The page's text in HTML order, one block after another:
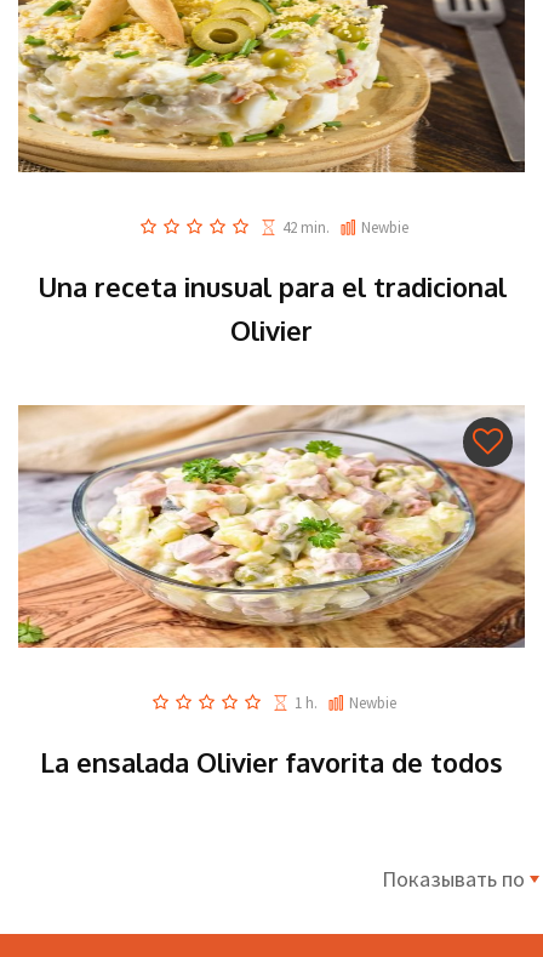
42 min. Newbie
Una receta inusual para el tradicional
Olivier
1 h. Newbie
La ensalada Olivier favorita de todos
Показывать по